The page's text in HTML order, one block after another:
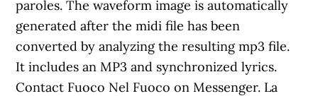
paroles. The waveform image is automatically
generated after the midi file has been
converted by analyzing the resulting mp3 file.
It includes an MP3 and synchronized lyrics.
Contact Fuoco Nel Fuoco on Messenger. La